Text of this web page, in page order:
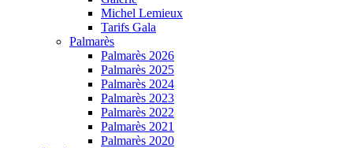
Michel Lemieux
Tarifs Gala
Palmarès
Palmarès 2026
Palmarès 2025
Palmarès 2024
Palmarès 2023
Palmarès 2022
Palmarès 2021
Palmarès 2020